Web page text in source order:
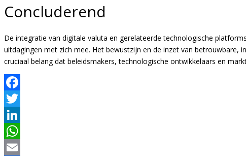
Concluderend
De integratie van digitale valuta en gerelateerde technologische
uitdagingen met zich mee. Het bewustzijn en de inzet van betrouwbare,
cruciaal belang dat beleidsmakers, technologische ontwikkelaars en
Facebook
Twitter
LinkedIn
WhatsApp